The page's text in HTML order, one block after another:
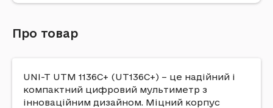
Про товар
UNI-T UTM 1136C+ (UT136C+) – це надійний і
компактний цифровий мультиметр з
інноваційним дизайном. Міцний корпус